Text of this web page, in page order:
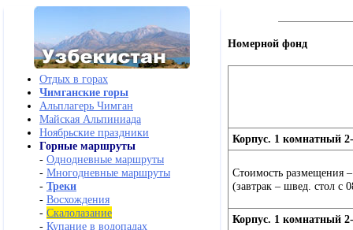
Отдых в горах
Чимганские горы
Альплагерь Чимган
Майская Альпиниада
Ноябрьские праздники
Горные маршруты
- Однодневные маршруты
- Многодневные маршруты
- Треки
- Восхождения
- Скалолазание
- Купание в водопадах
Номерной фонд
Корпус. 1 комнатный
Стоимость размещения
(завтрак – швед. стол с
Корпус. 1 комнатный